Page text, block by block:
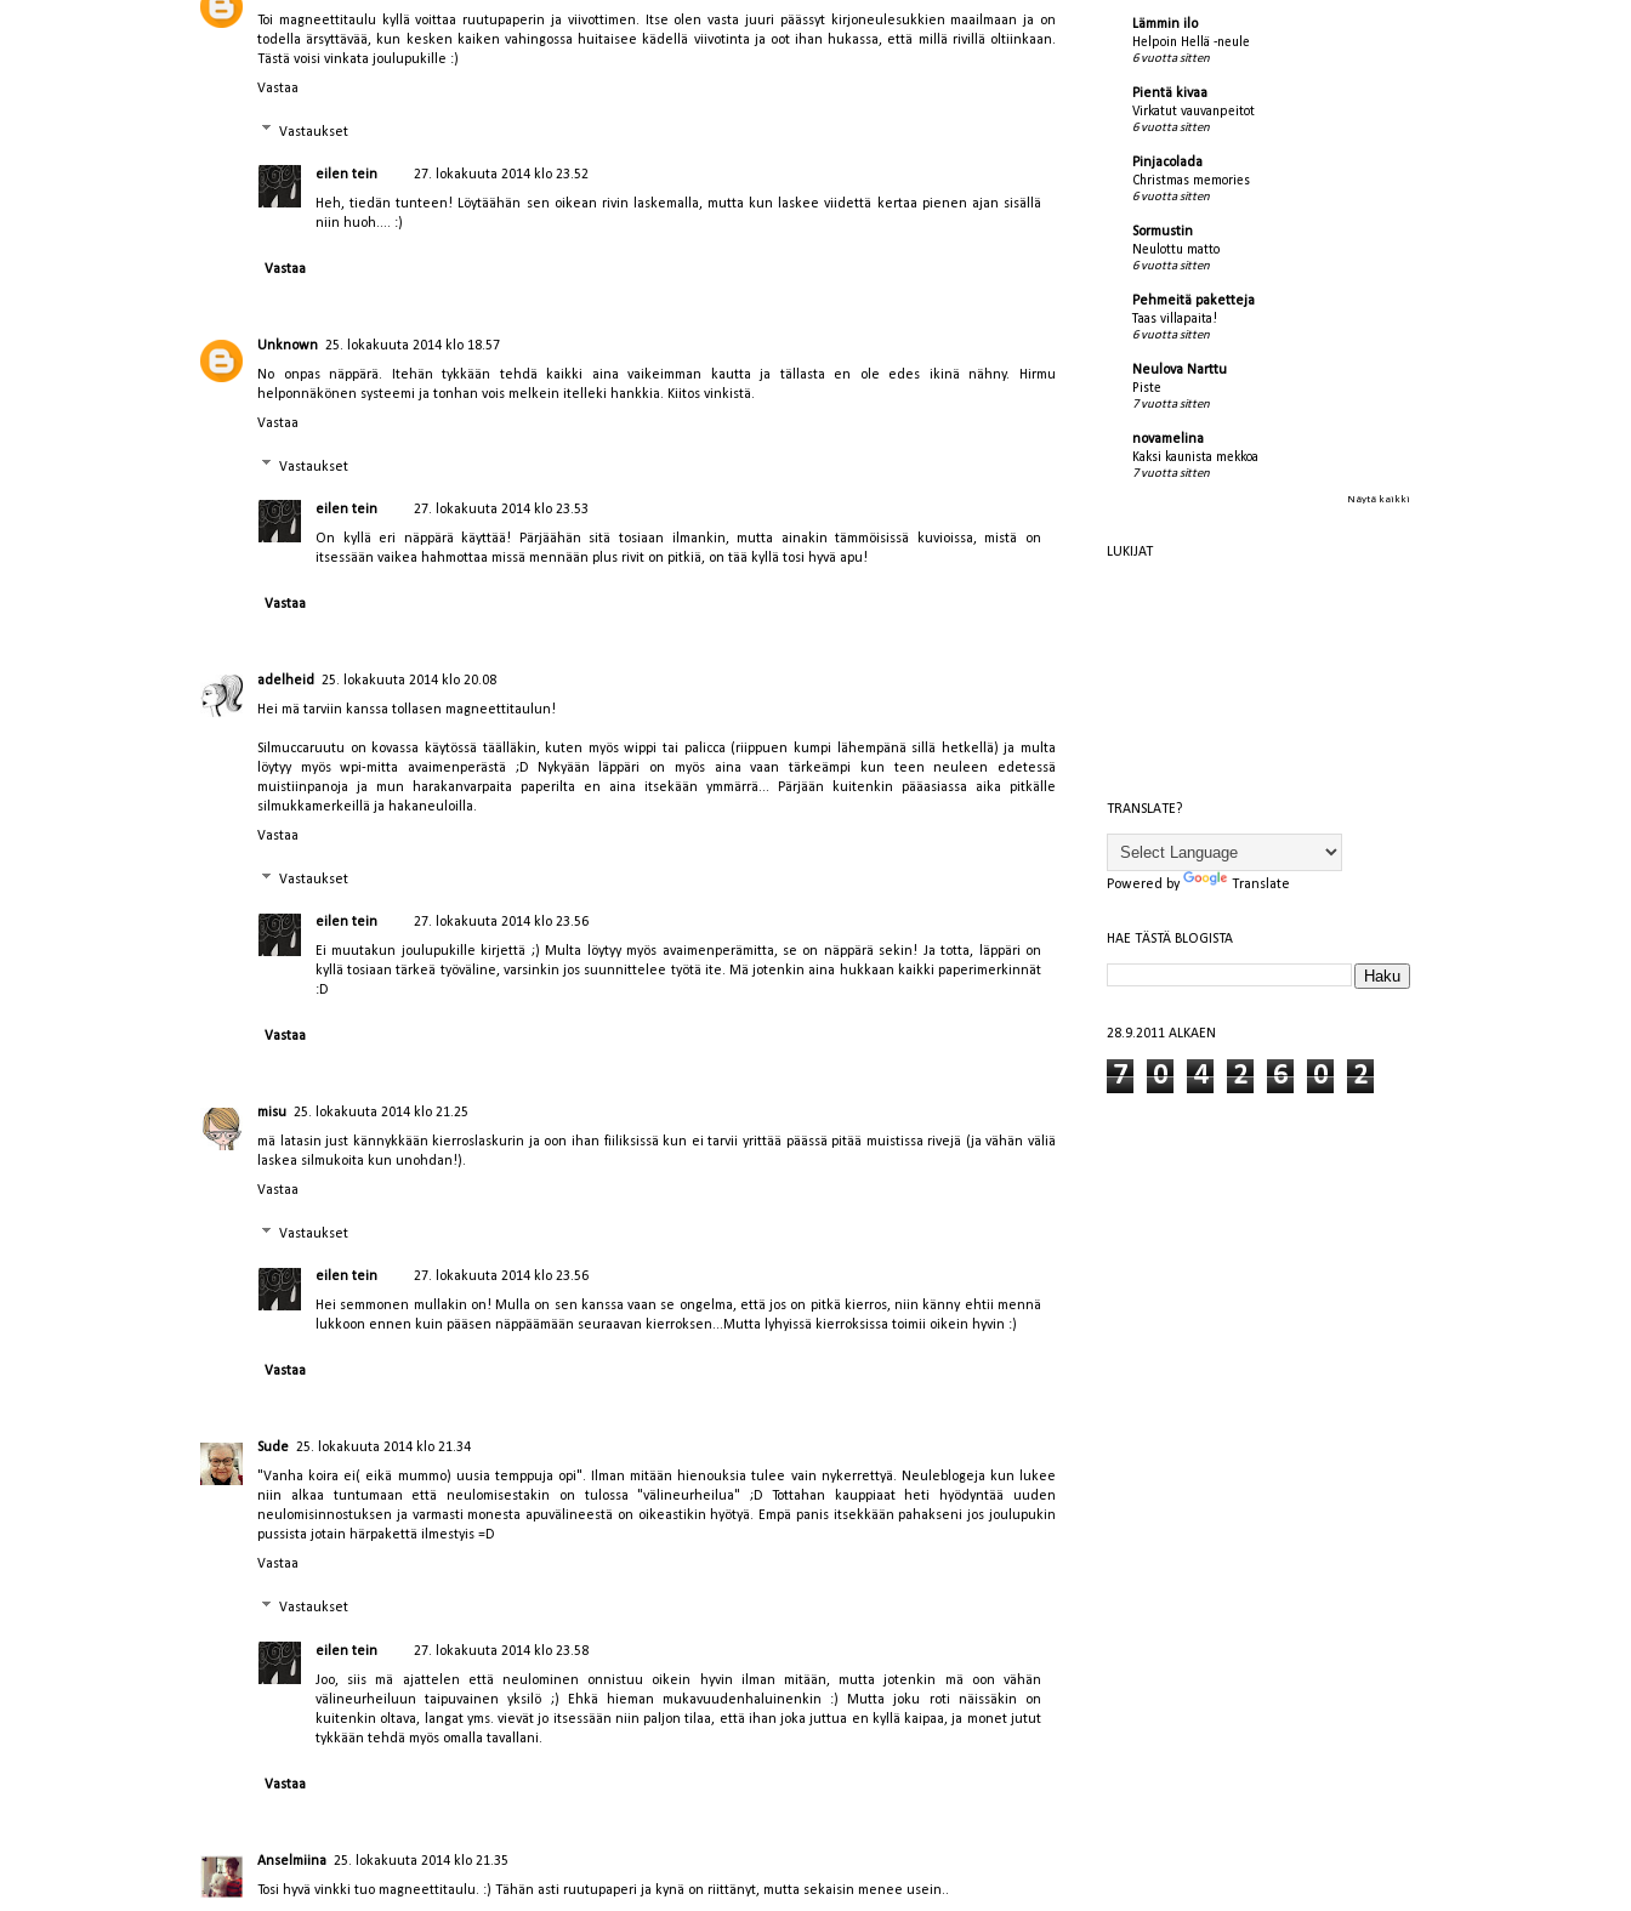
Toi magneettitaulu kyllä voittaa ruutupaperin ja viivottimen. Itse olen vasta juuri päässyt kirjoneulesukkien maailmaan ja on
todella ärsyttävää, kun kesken kaiken vahingossa huitaisee kädellä viivotinta ja oot ihan hukassa, että millä rivillä oltiinkaan.
Tästä voisi vinkata joulupukille :)
Vastaa
Vastaukset
eilen tein
27. lokakuuta 2014 klo 23.52
Heh, tiedän tunteen! Löytäähän sen oikean rivin laskemalla, mutta kun laskee viidettä kertaa pienen ajan sisällä
niin huoh.... :)
Vastaa
Unknown 25. lokakuuta 2014 klo 18.57
No onpas näppärä. Itehän tykkään tehdä kaikki aina vaikeimman kautta ja tällasta en ole edes ikinä nähny. Hirmu
helponnäkönen systeemi ja tonhan vois melkein itelleki hankkia. Kiitos vinkistä.
Vastaa
Vastaukset
eilen tein
27. lokakuuta 2014 klo 23.53
On kyllä eri näppärä käyttää! Pärjäähän sitä tosiaan ilmankin, mutta ainakin tämmöisissä kuvioissa, mistä on
itsessään vaikea hahmottaa missä mennään plus rivit on pitkiä, on tää kyllä tosi hyvä apu!
Vastaa
adelheid
25. lokakuuta 2014 klo 20.08
Hei mä tarviin kanssa tollasen magneettitaulun!
Silmuccaruutu on kovassa käytössä täälläkin, kuten myös wippi tai palicca (riippuen kumpi lähempänä sillä hetkellä) ja multa
löytyy myös wpi-mitta avaimenperästä ;D Nykyään läppäri on myös aina vaan tärkeämpi kun teen neuleen edetessä
muistiinpanoja ja mun harakanvarpaita paperilta en aina itsekään ymmärrä... Pärjään kuitenkin pääasiassa aika pitkälle
silmukkamerkeillä ja hakaneuloilla.
Vastaa
Vastaukset
eilen tein
27. lokakuuta 2014 klo 23.56
Ei muutakun joulupukille kirjettä ;) Multa löytyy myös avaimenperämitta, se on näppärä sekin! Ja totta, läppäri on
kyllä tosiaan tärkeä työväline, varsinkin jos suunnittelee työtä ite. Mä jotenkin aina hukkaan kaikki paperimerkinnät
:D
Vastaa
misu 25. lokakuuta 2014 klo 21.25
mä latasin just kännykkään kierroslaskurin ja oon ihan fiiliksissä kun ei tarvii yrittää päässä pitää muistissa rivejä (ja vähän väliä
laskea silmukoita kun unohdan!).
Vastaa
Vastaukset
eilen tein
27. lokakuuta 2014 klo 23.56
Hei semmonen mullakin on! Mulla on sen kanssa vaan se ongelma, että jos on pitkä kierros, niin känny ehtii mennä
lukkoon ennen kuin pääsen näppäämään seuraavan kierroksen...Mutta lyhyissä kierroksissa toimii oikein hyvin :)
Vastaa
Sude 25. lokakuuta 2014 klo 21.34
"Vanha koira ei( eikä mummo) uusia temppuja opi". Ilman mitään hienouksia tulee vain nykerrettyä. Neuleblogeja kun lukee
niin alkaa tuntumaan että neulomisestakin on tulossa "välineurheilua" ;D Tottahan kauppiaat heti hyödyntää uuden
neulomisinnostuksen ja varmasti monesta apuvälineestä on oikeastikin hyötyä. Empä panis itsekkään pahakseni jos joulupukin
pussista jotain härpakettä ilmestyis =D
Vastaa
Vastaukset
eilen tein
27. lokakuuta 2014 klo 23.58
Joo, siis mä ajattelen että neulominen onnistuu oikein hyvin ilman mitään, mutta jotenkin mä oon vähän
välineurheiluun taipuvainen yksilö ;) Ehkä hieman mukavuudenhaluinenkin :) Mutta joku roti näissäkin on
kuitenkin oltava, langat yms. vievät jo itsessään niin paljon tilaa, että ihan joka juttua en kyllä kaipaa, ja monet jutut
tykkään tehdä myös omalla tavallani.
Vastaa
Anselmiina 25. lokakuuta 2014 klo 21.35
Tosi hyvä vinkki tuo magneettitaulu. :) Tähän asti ruutupaperi ja kynä on riittänyt, mutta sekaisin menee usein..
Lämmin ilo
Helpoin Hellä -neule
6 vuotta sitten
Pientä kivaa
Virkatut vauvanpeitot
6 vuotta sitten
Pinjacolada
Christmas memories
6 vuotta sitten
Sormustin
Neulottu matto
6 vuotta sitten
Pehmeitä paketteja
Taas villapaita!
6 vuotta sitten
Neulova Narttu
Piste
7 vuotta sitten
novamelina
Kaksi kaunista mekkoa
7 vuotta sitten
Näytä kaikki
LUKIJAT
TRANSLATE?
Powered by Translate
HAE TÄSTÄ BLOGISTA
28.9.2011 ALKAEN
7 0 4 2 6 0 2